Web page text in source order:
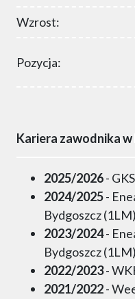
Wzrost:
Pozycja:
Kariera zawodnika w
2025/2026-
2024/2025-
Bydgoszcz (1LM)
2023/2024-
Bydgoszcz (1LM)
2022/2023-
2021/2022-